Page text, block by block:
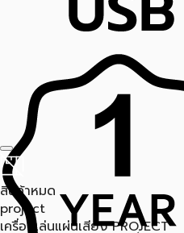
สินค้าหมด
project
เครื่องเล่นแผ่นเสียง PROJECT